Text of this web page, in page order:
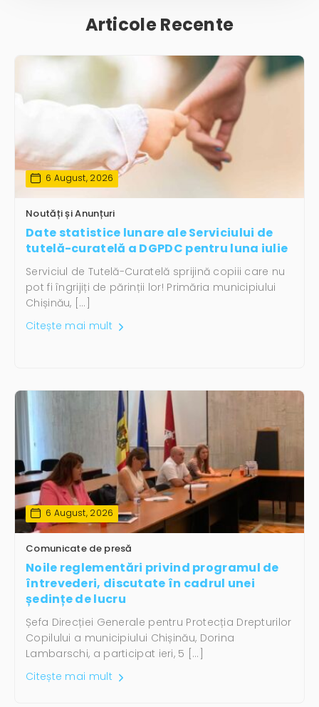
Articole Recente
6 August, 2026
Noutăți și Anunțuri
Date statistice lunare ale Serviciului de
tutelă-curatelă a DGPDC pentru luna iulie
Serviciul de Tutelă-Curatelă sprijină copiii care nu
pot fi îngrijiți de părinții lor! Primăria municipiului
Chișinău, […]
Citește mai mult
6 August, 2026
Comunicate de presă
Noile reglementări privind programul de
întrevederi, discutate în cadrul unei
ședințe de lucru
Șefa Direcției Generale pentru Protecția Drepturilor
Copilului a municipiului Chișinău, Dorina
Lambarschi, a participat ieri, 5 […]
Citește mai mult